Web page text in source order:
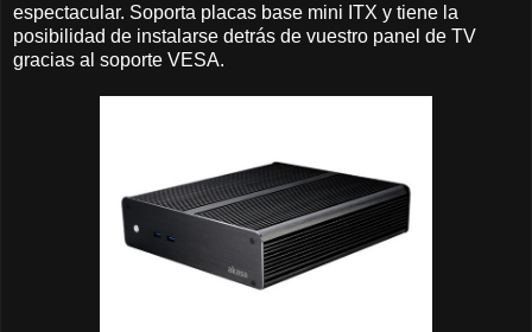
espectacular. Soporta placas base mini ITX y tiene la
posibilidad de instalarse detrás de vuestro panel de TV
gracias al soporte VESA.